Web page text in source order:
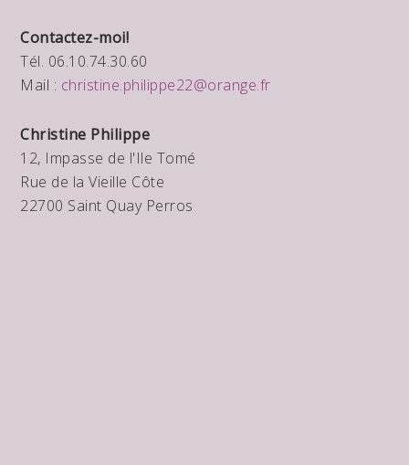
Contactez-moi!
Tél. 06.10.74.30.60
Mail : christine.philippe22@orange.fr
Christine Philippe
12, Impasse de l'Ile Tomé
Rue de la Vieille Côte
22700 Saint Quay Perros